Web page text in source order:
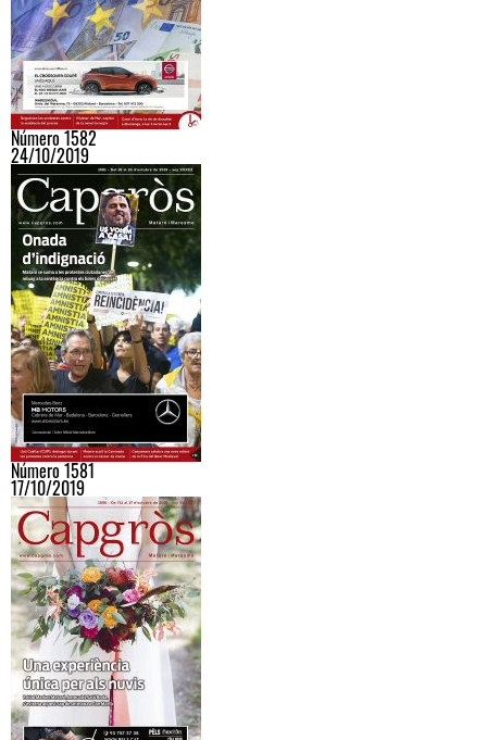
Número 1582
24/10/2019
Número 1581
17/10/2019